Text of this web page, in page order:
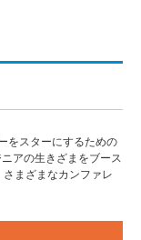
をスターにするための
アの生きざまをブース
まざまなカンファレ